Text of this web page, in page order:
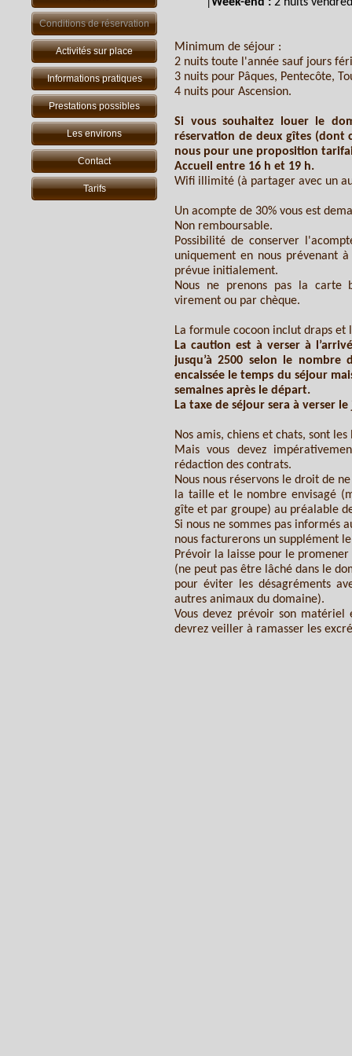
Tarifs
Conditions de réservation
Contact
Les environs
Prestations possibles
Informations pratiques
Activités sur place
Minimum de séjour :
2 nuits toute l'année sauf jours
3 nuits pour Pâques, Pentecôte,
4 nuits pour Ascension.
Si vous souhaitez louer le
réservation de deux gîtes (dont
nous pour une proposition
Accueil entre 16 h et 19 h.
Wifi illimité (à partager avec un
Un acompte de 30% vous est
Non remboursable.
Possibilité de conserver
uniquement en nous prévenant
prévue initialement.
Nous ne prenons pas la
virement ou par chèque.
La formule cocoon inclut draps
La caution est à verser à
jusqu’à 2500 selon le nombre
encaissée le temps du séjour
semaines après le départ.
La taxe de séjour sera à verser
Nos amis, chiens et chats, sont les
Mais vous devez
rédaction des contrats.
Nous nous réservons le droit de
la taille et le nombre envisagé
gîte et par groupe) au préalable
Si nous ne sommes pas informés
nous facturerons un supplément
Prévoir la laisse pour le
(ne peut pas être lâché dans le
pour éviter les désagréments
autres animaux du domaine).
Vous devez prévoir son
devrez veiller à ramasser les